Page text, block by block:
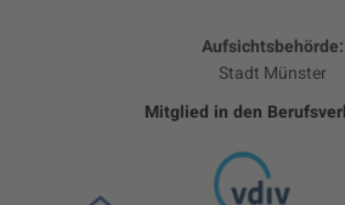
Aufsichtsbehörde:
Stadt Münster
Mitglied in den